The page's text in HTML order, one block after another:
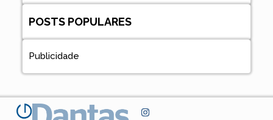
POSTS POPULARES
Publicidade